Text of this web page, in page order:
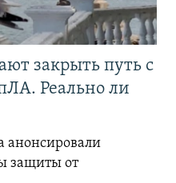
закрыть путь с
Реально ли
анонсировали
защиты от